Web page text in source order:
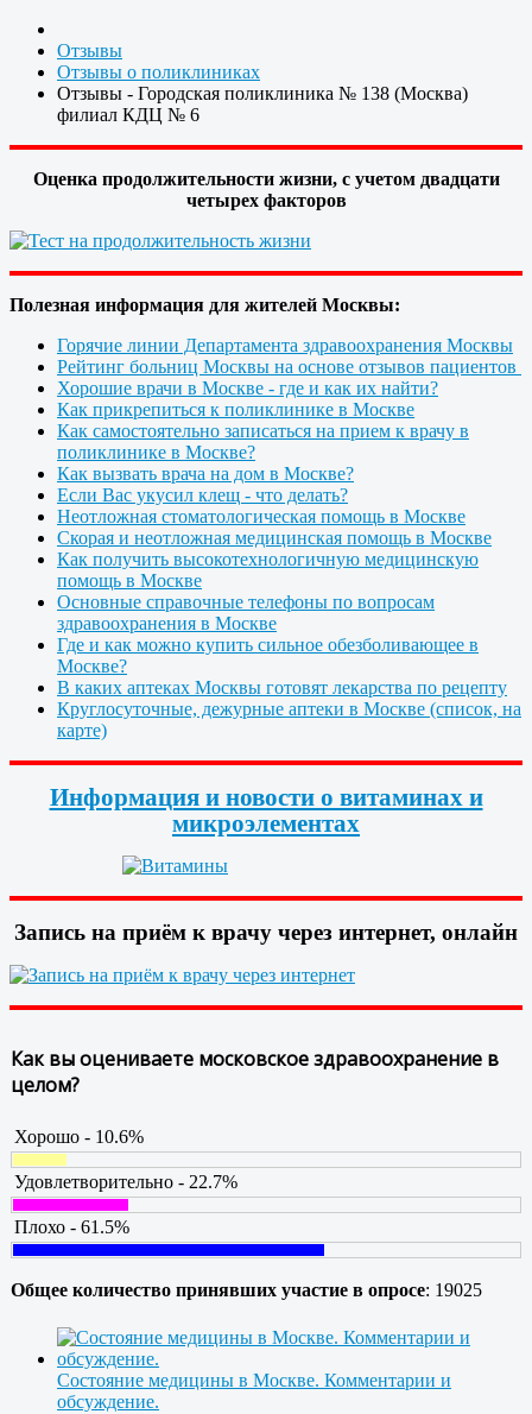
Отзывы
Отзывы о поликлиниках
Отзывы - Городская поликлиника № 138 (Москва)
филиал КДЦ № 6
Оценка продолжительности жизни, с учетом двадцати
четырех факторов
Полезная информация для жителей Москвы:
Горячие линии Департамента здравоохранения Москвы
Рейтинг больниц Москвы на основе отзывов пациентов
Хорошие врачи в Москве - где и как их найти?
Как прикрепиться к поликлинике в Москве
Как самостоятельно записаться на прием к врачу в
поликлинике в Москве?
Как вызвать врача на дом в Москве?
Если Вас укусил клещ - что делать?
Неотложная стоматологическая помощь в Москве
Скорая и неотложная медицинская помощь в Москве
Как получить высокотехнологичную медицинскую
помощь в Москве
Основные справочные телефоны по вопросам
здравоохранения в Москве
Где и как можно купить сильное обезболивающее в
Москве?
В каких аптеках Москвы готовят лекарства по рецепту
Круглосуточные, дежурные аптеки в Москве (список, на
карте)
Информация и новости о витаминах и
микроэлементах
Запись на приём к врачу через интернет, онлайн
Как вы оцениваете московское здравоохранение в
целом?
Хорошо - 10.6%
Удовлетворительно - 22.7%
Плохо - 61.5%
Общее количество принявших участие в опросе: 19025
Состояние медицины в Москве. Комментарии и
обсуждение.